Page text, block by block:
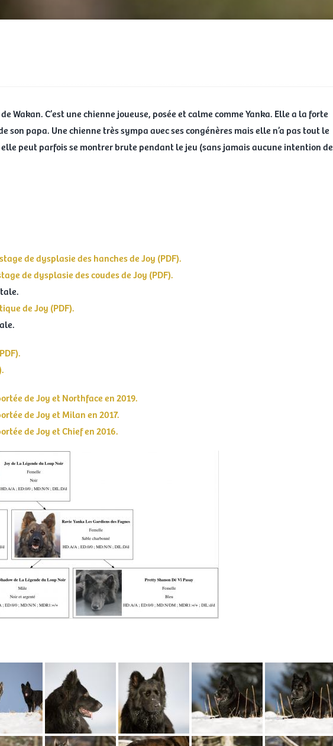
Wakan. C’est une chienne joueuse, posée et calme comme Yanka. Elle a la forte
son papa. Une chienne très sympa avec ses congénères mais elle n’a pas tout le
peut parfois se montrer brute pendant le jeu (sans jamais aucune intention de
de dysplasie des hanches de Joy (PDF).
de dysplasie des coudes de Joy (PDF).
de Joy (PDF).
de Joy et Northface en 2019.
de Joy et Milan en 2017.
de Joy et Chief en 2016.